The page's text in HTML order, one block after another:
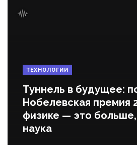
ТЕХНОЛОГИИ
Туннель в будущее:
Нобелевская премия
физике — это
наука